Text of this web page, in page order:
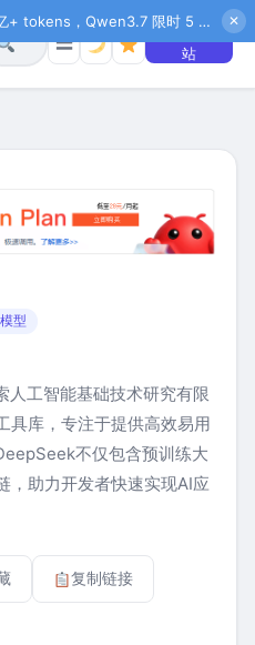
秒悟新注送 1 万积分，加入 OPC 赢百万助力金，QoderWork CN 首月 0 元 ✕
☰
+ 提交网
站
型
工智能基础技术研究有限
具库，专注于提供高效易用
不仅包含预训练大
，助力开发者快速实现AI应
复制链接